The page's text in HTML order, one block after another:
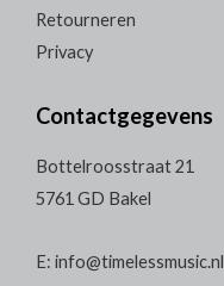
Retourneren
Privacy
Contactgegevens
Bottelroosstraat 21
5761 GD Bakel
E: info@timelessmusic.nl